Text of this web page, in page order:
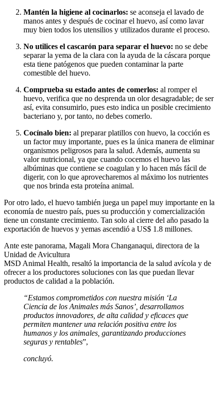
Mantén la higiene al cocinarlos: se aconseja el lavado de
manos antes y después de cocinar el huevo, así como lavar
muy bien todos los utensilios y utilizados durante el proceso.
No utilices el cascarón para separar el huevo: no se debe
separar la yema de la clara con la ayuda de la cáscara porque
esta tiene patógenos que pueden contaminar la parte
comestible del huevo.
Comprueba su estado antes de comerlos: al romper el
huevo, verifica que no desprenda un olor desagradable; de ser
así, evita consumirlo, pues esto indica un posible crecimiento
bacteriano y, por tanto, no debes comerlo.
Cocínalo bien: al preparar platillos con huevo, la cocción es
un factor muy importante, pues es la única manera de eliminar
organismos peligrosos para la salud. Además, aumenta su
valor nutricional, ya que cuando cocemos el huevo las
albúminas que contiene se coagulan y lo hacen más fácil de
digerir, con lo que aprovecharemos al máximo los nutrientes
que nos brinda esta proteína animal.
Por otro lado, el huevo también juega un papel muy importante en la
economía de nuestro país, pues su producción y comercialización
tiene un constante crecimiento. Tan solo al cierre del año pasado la
exportación de huevos y yemas ascendió a US$ 1.8 millones.
Ante este panorama, Magali Mora Changanaqui, directora de la
Unidad de Avicultura
MSD Animal Health, resaltó la importancia de la salud avícola y de
ofrecer a los productores soluciones con las que puedan llevar
productos de calidad a la población.
“Estamos comprometidos con nuestra misión ‘La
Ciencia de los Animales más Sanos’, desarrollamos
productos innovadores, de alta calidad y eficaces que
permiten mantener una relación positiva entre los
humanos y los animales, garantizando producciones
seguras y rentables”,
concluyó.